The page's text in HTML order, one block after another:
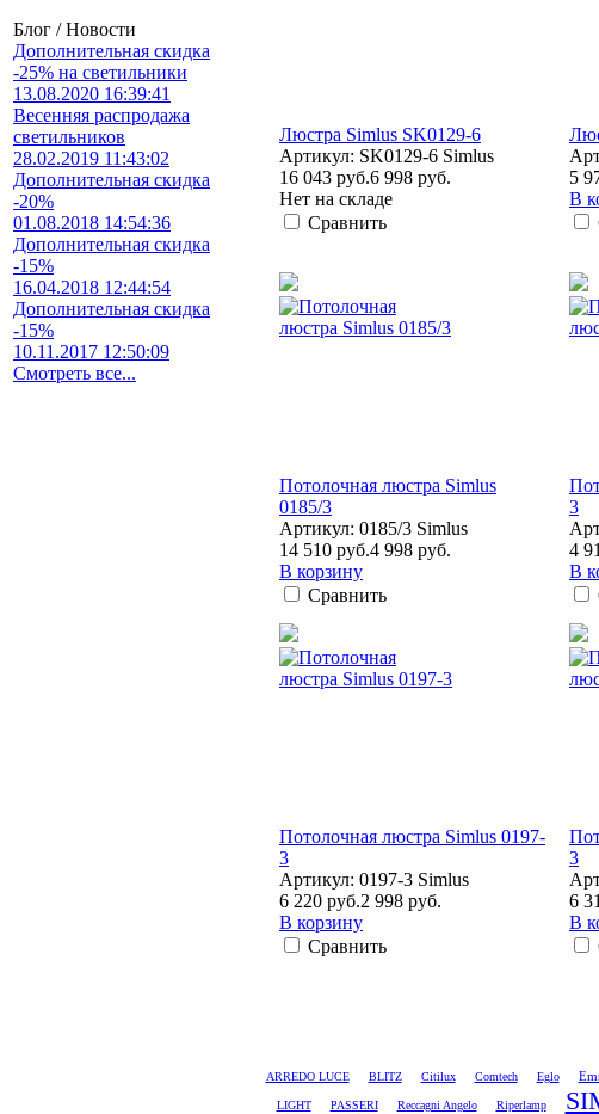
Блог / Новости
Дополнительная скидка
-25% на светильники
13.08.2020 16:39:41
Весенняя распродажа
светильников
28.02.2019 11:43:02
Дополнительная скидка
-20%
01.08.2018 14:54:36
Дополнительная скидка
-15%
16.04.2018 12:44:54
Дополнительная скидка
-15%
10.11.2017 12:50:09
Смотреть все...
Люстра Simlus SK0129-6
Артикул: SK0129-6 Simlus
16 043 руб.6 998 руб.
Нет на складе
Сравнить
5
В
Потолочная люстра Simlus
0185/3
Артикул: 0185/3 Simlus
14 510 руб.4 998 руб.
В корзину
Сравнить
3
4
В
Потолочная люстра Simlus 0197-
3
Артикул: 0197-3 Simlus
6 220 руб.2 998 руб.
В корзину
Сравнить
3
6
В
ARREDO LUCE BLITZ Citilux Comtech Eglo
LIGHT PASSERI Reccagni Angelo Riperlamp